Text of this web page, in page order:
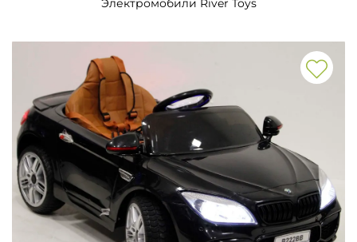
Электромобили River Toys